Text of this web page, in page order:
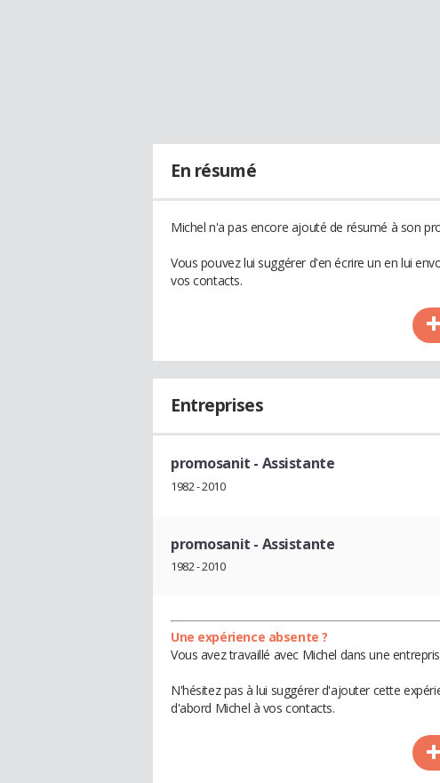
En résumé
Michel n'a pas encore ajouté de résumé à son
Vous pouvez lui suggérer d'en écrire un en lui
vos contacts.
Entreprises
promosanit - Assistante
1982 - 2010
promosanit - Assistante
1982 - 2010
Une expérience absente ?
Vous avez travaillé avec Michel dans une
N'hésitez pas à lui suggérer d'ajouter cette
d'abord Michel à vos contacts.